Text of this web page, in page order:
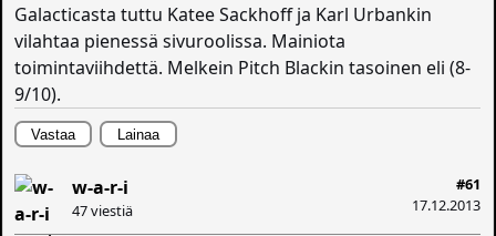
Galacticasta tuttu Katee Sackhoff ja Karl Urbankin
vilahtaa pienessä sivuroolissa. Mainiota
toimintaviihdettä. Melkein Pitch Blackin tasoinen eli (8-
9/10).
Vastaa Lainaa
#61
17.12.2013
w-a-r-i
47 viestiä